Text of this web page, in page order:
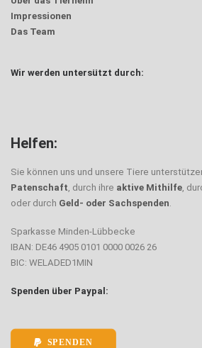
Impressionen
Das Team
Wir werden untersützt durch:
Helfen:
Sie können uns und unsere Tiere
Patenschaft, durch ihre aktive Mithilfe,
oder durch Geld- oder Sachspenden.
Sparkasse Minden-Lübbecke
IBAN: DE46 4905 0101 0000 0026 26
BIC: WELADED1MIN
Spenden über Paypal:
SPENDEN